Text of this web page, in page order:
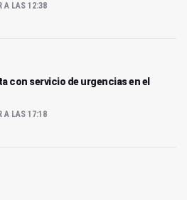
A LAS 12:38
con servicio de urgencias en el
A LAS 17:18